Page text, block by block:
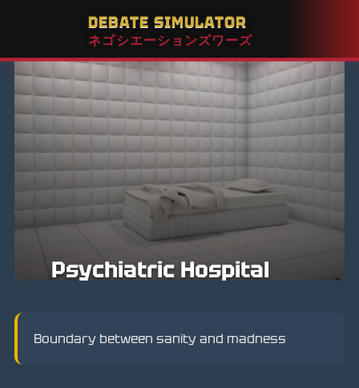
DEBATE SIMULATOR
ネゴシエーションズワーズ
Psychiatric Hospital
Boundary between sanity and madness